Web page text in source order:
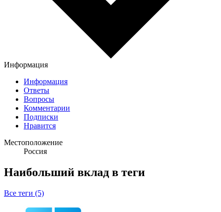
Информация
Информация
Ответы
Вопросы
Комментарии
Подписки
Нравится
Местоположение
Россия
Наибольший вклад в теги
Все теги (5)